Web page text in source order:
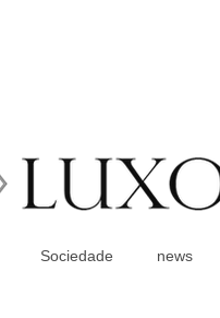
Sociedade news